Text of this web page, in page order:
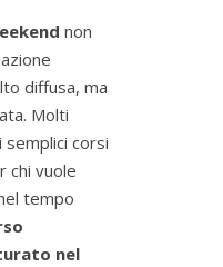
non
diffusa, ma
Molti
corsi
chi vuole
tempo
nel